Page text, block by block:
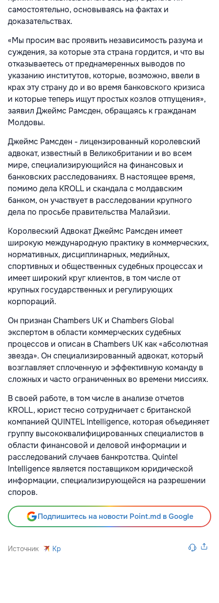
самостоятельно, основываясь на фактах и
доказательствах.
«Мы просим вас проявить независимость разума и
суждения, за которые эта страна гордится, и что вы
отказываетесь от преднамеренных выводов по
указанию институтов, которые, возможно, ввели в
крах эту страну до и во время банковского кризиса
и которые теперь ищут простых козлов отпущения»,
заявил Джеймс Рамсден, обращаясь к гражданам
Молдовы.
Джеймс Рамсден - лицензированный королевский
адвокат, известный в Великобритании и во всем
мире, специализирующийся на финансовых и
банковских расследованиях. В настоящее время,
помимо дела KROLL и скандала с молдавским
банком, он участвует в расследовании крупного
дела по просьбе правительства Малайзии.
Королвеский Адвокат Джеймс Рамсден имеет
широкую международную практику в коммерческих,
нормативных, дисциплинарных, медийных,
спортивных и общественных судебных процессах и
имеет широкий круг клиентов, в том числе от
крупных государственных и регулирующих
корпораций.
Он признан Chambers UK и Chambers Global
экспертом в области коммерческих судебных
процессов и описан в Chambers UK как «абсолютная
звезда». Он специализированный адвокат, который
возглавляет сплоченную и эффективную команду в
сложных и часто ограниченных во времени миссиях.
В своей работе, в том числе в анализе отчетов
KROLL, юрист тесно сотрудничает с британской
компанией QUINTEL Intelligence, которая объединяет
группу высококвалифицированных специалистов в
области финансовой и деловой информации и
расследований случаев банкротства. Quintel
Intelligence является поставщиком юридической
информации, специализирующейся на разрешении
споров.
Подпишитесь на новости Point.md в Google
Источник Kp